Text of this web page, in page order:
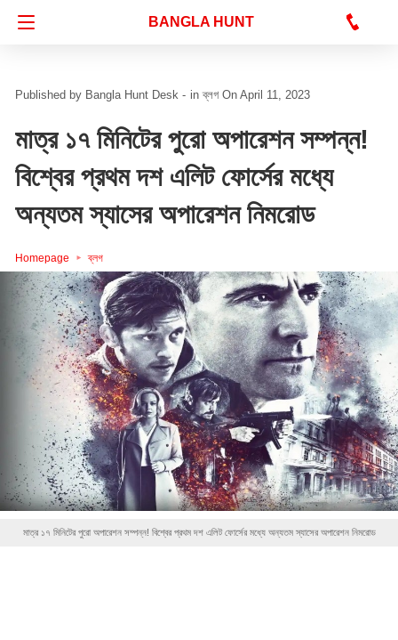
BANGLA HUNT
Bangla Hunt Desk - in ব্লগ On April 11, 2023
মাত্র ১৭ মিনিটের পুরো অপারেশন সম্পন্ন!
বিশ্বের প্রথম দশ এলিট ফোর্সের মধ্যে
অন্যতম স্যাসের অপারেশন নিমরোড
Homepage ব্লগ
মাত্র ১৭ মিনিটের পুরো অপারেশন সম্পন্ন! বিশ্বের প্রথম দশ এলিট ফোর্সের মধ্যে অন্যতম স্যাসের অপারেশন নিমরোড